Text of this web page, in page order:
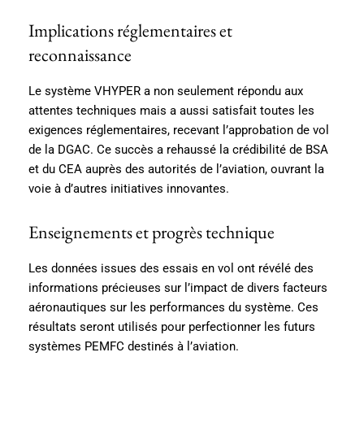
Implications réglementaires et
reconnaissance
Le système VHYPER a non seulement répondu aux
attentes techniques mais a aussi satisfait toutes les
exigences réglementaires, recevant l’approbation de vol
de la DGAC. Ce succès a rehaussé la crédibilité de BSA
et du CEA auprès des autorités de l’aviation, ouvrant la
voie à d’autres initiatives innovantes.
Enseignements et progrès technique
Les données issues des essais en vol ont révélé des
informations précieuses sur l’impact de divers facteurs
aéronautiques sur les performances du système. Ces
résultats seront utilisés pour perfectionner les futurs
systèmes PEMFC destinés à l’aviation.